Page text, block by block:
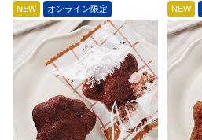
NEW オンライン限定 NEW